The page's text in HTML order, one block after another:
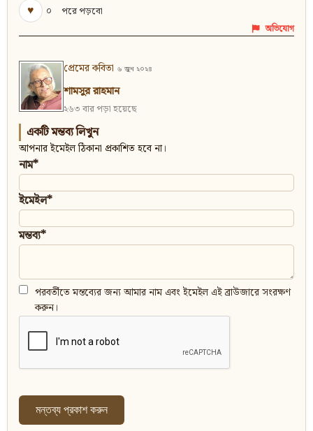
♥
০ পরে পড়বো
অভিযোগ
প্রেমের কবিতা ৬ জুন ২০২৪
শামসুর রাহমান
২৬৩ বার পড়া হয়েছে
একটি মন্তব্য লিখুন
আপনার ইমেইল ঠিকানা প্রকাশিত হবে না।
নাম*
ইমেইল*
মন্তব্য*
পরবর্তীতে মন্তব্যের জন্য আমার নাম এবং ইমেইল এই ব্রাউজারে সংরক্ষণ
করুন।